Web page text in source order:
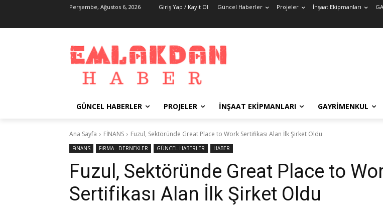
Perşembe, Ağustos 6, 2026 Giriş Yap / Kayıt Ol Güncel Haberler Projeler İnşaat Ekipmanları
GÜNCEL HABERLER PROJELER İNŞAAT EKIPMANLARI GAYRİMENKUL
Ana Sayfa FİNANS Fuzul, Sektöründe Great Place to Work Sertifikası Alan İlk Şirket Oldu
FİNANS FİRMA - DERNEKLER GÜNCEL HABERLER HABER
Fuzul, Sektöründe Great Place to
Sertifikası Alan İlk Şirket Oldu